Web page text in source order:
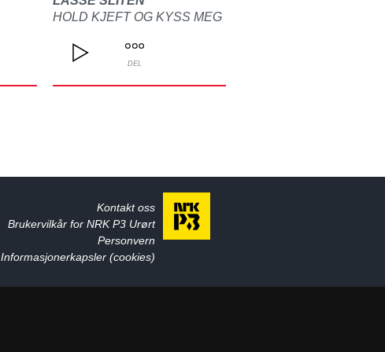
HOLD KJEFT OG KYSS MEG
DEL
Kontakt oss
Brukervilkår for NRK P3 Urørt
Personvern
Informasjonerkapsler (cookies)